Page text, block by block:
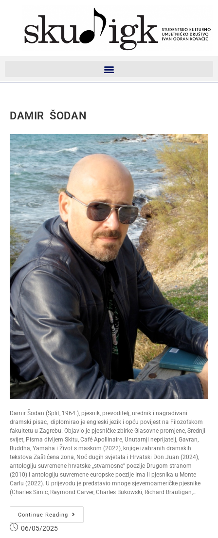
DAMIR ŠODAN
Damir Šodan (Split, 1964.), pjesnik, prevoditelj, urednik i nagrađivani
dramski pisac, diplomirao je engleski jezik i opću povijest na Filozofskom
fakultetu u Zagrebu. Objavio je pjesničke zbirke Glasovne promjene, Srednji
svijet, Pisma divljem Skitu, Café Apollinaire, Unutarnji neprijatelj, Gavran,
Buddha, Yamaha i Život s maskom (2022), knjige izabranih dramskih
tekstova Zaštićena zona, Noć dugih svjetala i Hrvatski Don Juan (2024),
antologiju suvremene hrvatske „stvarnosne” poezije Drugom stranom
(2010) i antologiju suvremene europske poezije Ima li pjesnika u Monte
Carlu (2022). U prijevodu je predstavio mnoge sjevernoameričke pjesnike
(Charles Simic, Raymond Carver, Charles Bukowski, Richard Brautigan,…
Continue Reading
06/05/2025